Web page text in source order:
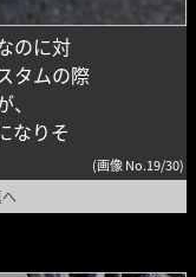
のに対
タムの際
なりそ
(画像 No.19/30)